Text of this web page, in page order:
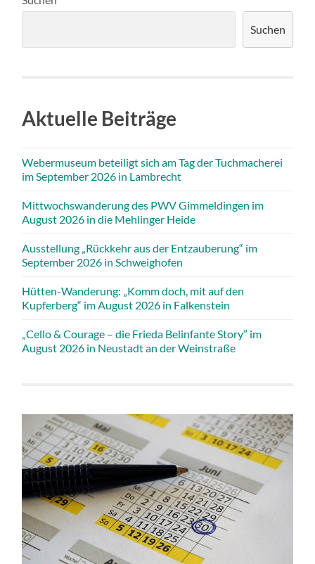
Suchen
Aktuelle Beiträge
Webermuseum beteiligt sich am Tag der Tuchmacherei
im September 2026 in Lambrecht
Mittwochswanderung des PWV Gimmeldingen im
August 2026 in die Mehlinger Heide
Ausstellung „Rückkehr aus der Entzauberung“ im
September 2026 in Schweighofen
Hütten-Wanderung: „Komm doch, mit auf den
Kupferberg“ im August 2026 in Falkenstein
„Cello & Courage – die Frieda Belinfante Story” im
August 2026 in Neustadt an der Weinstraße